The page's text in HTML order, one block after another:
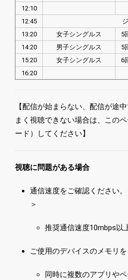
12:10
12:45
13:20
女子シングルス 5
14:20
男子シングルス 5
15:20
女子シングルス 6
16:20
【配信が始まらない、配信が途
まく視聴できない場合は、この
ード）してください】
視聴に問題がある場合
通信速度をご確認ください。
＞
推奨通信速度10mbps以
ご使用のデバイスのメモリを
同時に複数のアプリや